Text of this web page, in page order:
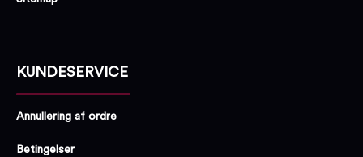
KUNDESERVICE
Annullering af ordre
Betingelser